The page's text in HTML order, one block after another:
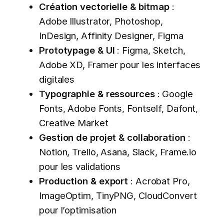
Création vectorielle & bitmap :
Adobe Illustrator, Photoshop,
InDesign, Affinity Designer, Figma
Prototypage & UI : Figma, Sketch,
Adobe XD, Framer pour les interfaces
digitales
Typographie & ressources: Google
Fonts, Adobe Fonts, Fontself, Dafont,
Creative Market
Gestion de projet & collaboration :
Notion, Trello, Asana, Slack, Frame.io
pour les validations
Production & export : Acrobat Pro,
ImageOptim, TinyPNG, CloudConvert
pour l’optimisation